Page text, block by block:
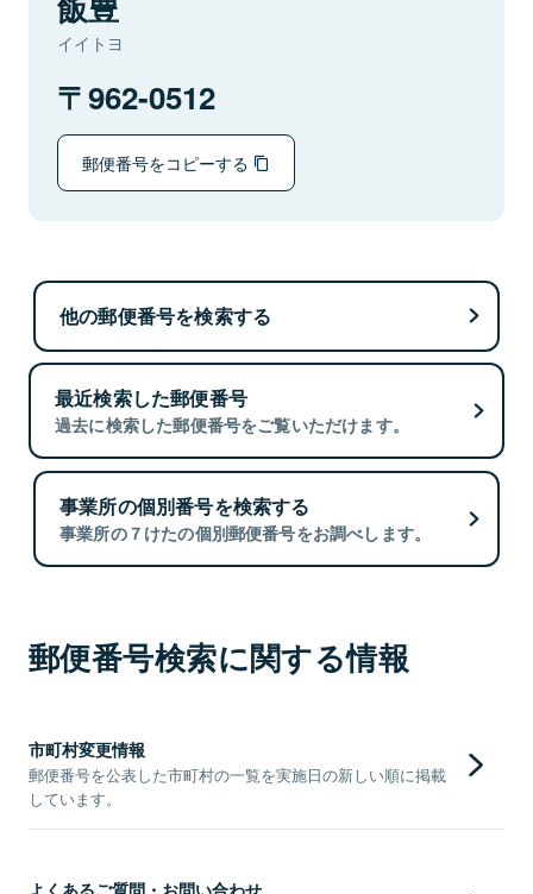
イイトヨ
962-0512
郵便番号をコピーする
他の郵便番号を検索する
最近検索した郵便番号
過去に検索した郵便番号をご覧いただけます。
事業所の個別番号を検索する
事業所の７けたの個別郵便番号をお調べします。
郵便番号検索に関する情報
市町村変更情報
郵便番号を公表した市町村の一覧を実施日の新しい順に掲載
しています。